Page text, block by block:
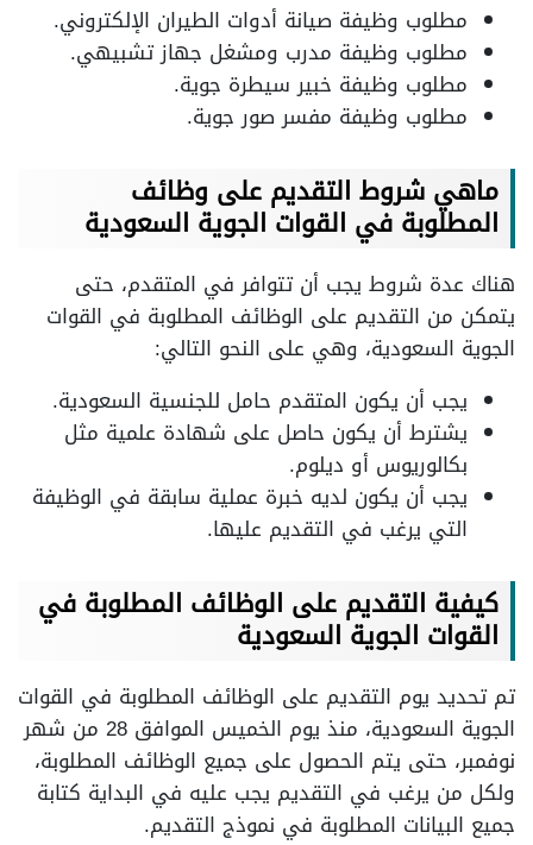
مطلوب وظيفة صيانة أدوات الطيران الإلكتروني.
مطلوب وظيفة مدرب ومشغل جهاز تشبيهي.
مطلوب وظيفة خبير سيطرة جوية.
مطلوب وظيفة مفسر صور جوية.
ماهي شروط التقديم على وظائف
المطلوبة في القوات الجوية السعودية
هناك عدة شروط يجب أن تتوافر في المتقدم، حتى
يتمكن من التقديم على الوظائف المطلوبة في القوات
الجوية السعودية، وهي على النحو التالي:
يجب أن يكون المتقدم حامل للجنسية السعودية.
يشترط أن يكون حاصل على شهادة علمية مثل
بكالوريوس أو ديلوم.
يجب أن يكون لديه خبرة عملية سابقة في الوظيفة
التي يرغب في التقديم عليها.
كيفية التقديم على الوظائف المطلوبة في
القوات الجوية السعودية
تم تحديد يوم التقديم على الوظائف المطلوبة في القوات
الجوية السعودية، منذ يوم الخميس الموافق 28 من شهر
نوفمبر، حتى يتم الحصول على جميع الوظائف المطلوبة،
ولكل من يرغب في التقديم يجب عليه في البداية كتابة
جميع البيانات المطلوبة في نموذج التقديم.